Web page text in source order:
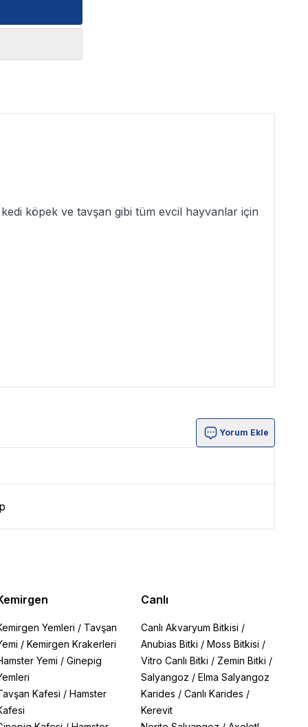
köpek ve tavşan gibi tüm evcil hayvanlar için
Yorum Ekle
Yemleri / Tavşan
/ Kemirgen Krakerleri
Yemi / Ginepig
Kafesi / Hamster
Canlı
Canlı Akvaryum Bitkisi /
Anubias Bitki /Moss Bitkisi /
Vitro Canlı Bitki / Zemin Bitki /
Salyangoz /Elma Salyangoz
Karides /Canlı Karides /
Kerevit